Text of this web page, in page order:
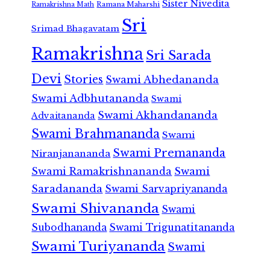
Ramakrishna Math Ramana Maharshi Sister Nivedita
Srimad Bhagavatam Sri
RamakrishnaSri Sarada
Devi Stories Swami Abhedananda
Swami Adbhutananda Swami
Advaitananda Swami Akhandananda
Swami Brahmananda Swami
Niranjanananda Swami Premananda
Swami Ramakrishnananda Swami
Saradananda Swami Sarvapriyananda
Swami Shivananda Swami
Subodhananda Swami Trigunatitananda
Swami Turiyananda Swami